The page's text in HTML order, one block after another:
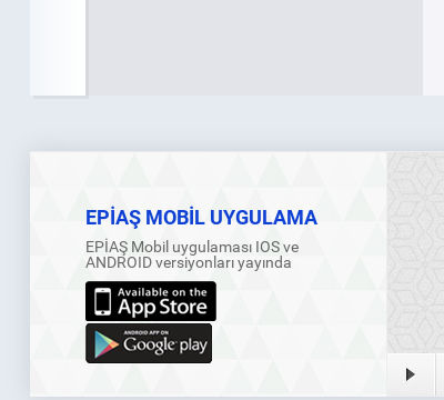
EPİAŞ MOBİL UYGULAMA
EPİAŞ Mobil uygulaması IOS ve
ANDROID versiyonları yayında